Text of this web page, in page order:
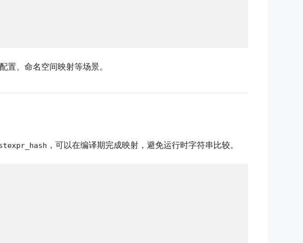
置、命名空间映射等场景。
，可以在编译期完成映射，避免运行时字符串比较。